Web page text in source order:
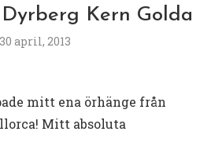
Kern Golda
30 april, 2013
mitt ena örhänge från
Mitt absoluta